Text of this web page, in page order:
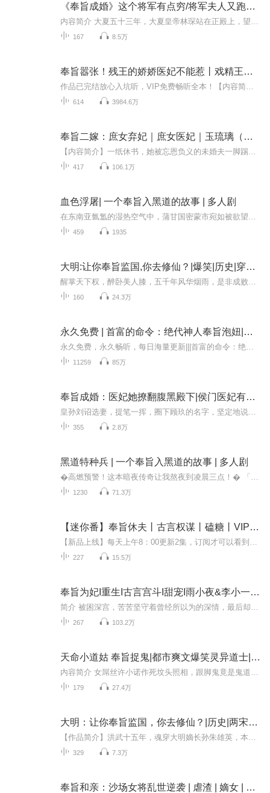
《奉旨成婚》这个将军有点穷/将军夫人又跑了、【多播】穷将军逆袭
167 8.5万
奉旨嚣张！残王的娇娇医妃不能惹丨戏精王妃丨爆笑穿越
614 3984.6万
奉旨二嫁：庶女弃妃｜庶女医妃｜玉琉璃（女版《庆余年》）
417 106.1万
血色浮屠| 一个奉旨入黑道的故事 | 多人剧
459 1935
大明:让你奉旨监国,你去修仙？|爆笑|历史|穿越|重生
160 24.3万
永久免费 | 首富的命令：绝代神人奉旨泡妞|爽文
11259 85万
奉旨成婚：医妃她撩翻腹黑殿下|侯门医妃有点毒|多人剧|欢喜冤家
355 2.8万
黑道特种兵 | 一个奉旨入黑道的故事 | 多人剧
1230 71.3万
【迷你番】奉旨休夫丨古言权谋丨磕糖丨VIP免费畅听丨多人有声剧
227 15.5万
奉旨为妃I重生I古言宫斗I甜宠I雨小夜&李小一|多人有声剧
267 103.2万
天命小道姑 奉旨捉鬼|都市爽文爆笑灵异道士|真人多播
179 27.4万
大明：让你奉旨监国，你去修仙？|历史|两宋元明|权谋|修仙|AI多播
329 7.3万
奉旨和亲：沙场女将乱世逆袭 | 虐渣 | 嫡女 | 精品